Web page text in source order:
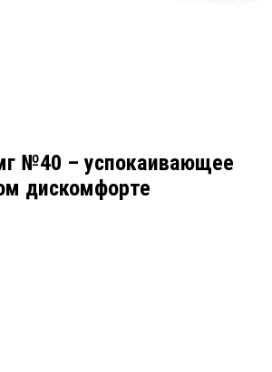
№40 – успокаивающее
дискомфорте